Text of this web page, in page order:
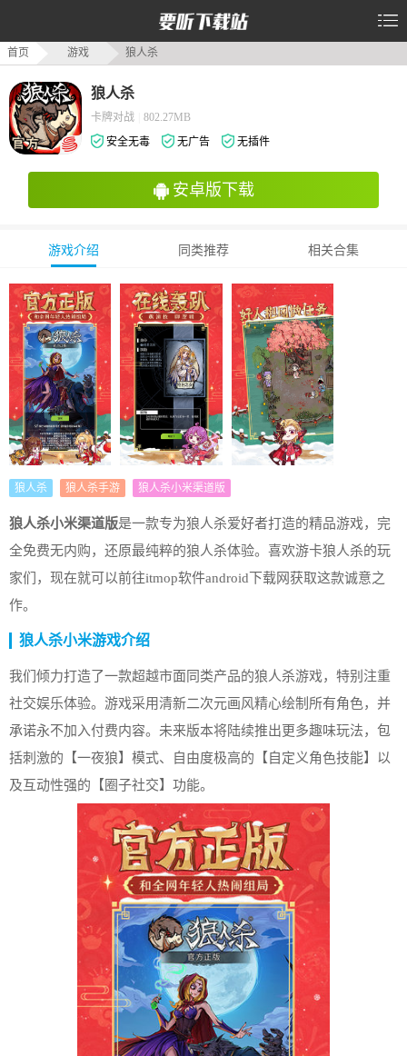
首页 游戏 狼人杀
狼人杀
卡牌对战
802.27MB
安全无毒
无广告 无插件
安卓版下载
游戏介绍 同类推荐 相关合集
狼人杀 狼人杀手游 狼人杀小米渠道版
狼人杀小米渠道版是一款专为狼人杀爱好者打造的精品游戏，完
全免费无内购，还原最纯粹的狼人杀体验。喜欢游卡狼人杀的玩
家们，现在就可以前往itmop软件android下载网获取这款诚意之
作。
狼人杀小米游戏介绍
我们倾力打造了一款超越市面同类产品的狼人杀游戏，特别注重
社交娱乐体验。游戏采用清新二次元画风精心绘制所有角色，并
承诺永不加入付费内容。未来版本将陆续推出更多趣味玩法，包
括刺激的【一夜狼】模式、自由度极高的【自定义角色技能】以
及互动性强的【圈子社交】功能。